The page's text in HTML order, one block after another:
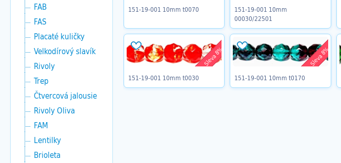
FAB
FAS
Placaté kuličky
Velkodírový slavík
Rivoly
Trep
Čtvercová jalousie
Rivoly Oliva
FAM
Lentilky
Brioleta
151-19-001 10mm t0070
151-19-001 10mm
00030/22501
Sleva 8%
151-19-001 10mm t0030
Sleva 8%
151-19-001 10mm t0170